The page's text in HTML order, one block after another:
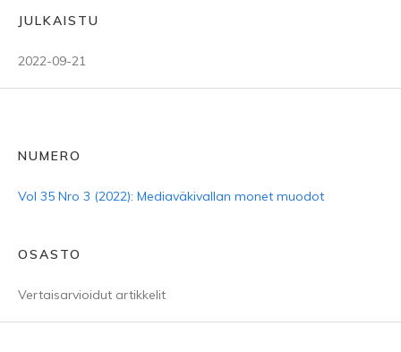
JULKAISTU
2022-09-21
NUMERO
Vol 35 Nro 3 (2022): Mediaväkivallan monet muodot
OSASTO
Vertaisarvioidut artikkelit